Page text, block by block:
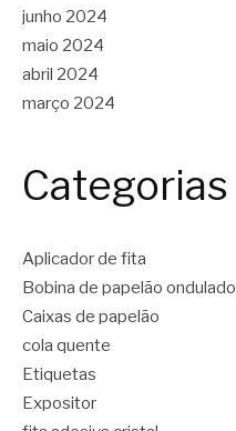
junho 2024
maio 2024
abril 2024
março 2024
Categorias
Aplicador de fita
Bobina de papelão ondulado
Caixas de papelão
cola quente
Etiquetas
Expositor